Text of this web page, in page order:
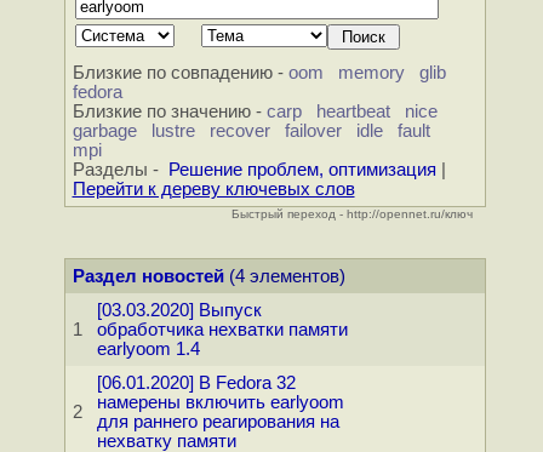
Близкие по совпадению - oom memory
glib
fedora
Близкие по значению - carp heartbeat
nice
garbage
lustre recover failover idle
fault
mpi
Разделы -
Решение проблем, оптимизация
Перейти к дереву ключевых слов
Быстрый переход - http://opennet.ru/ключ
Раздел новостей(4 элементов)
1
[03.03.2020] Выпуск
обработчика нехватки памяти
earlyoom 1.4
2
[06.01.2020] В Fedora 32
намерены включить earlyoom
для раннего реагирования на
нехватку памяти